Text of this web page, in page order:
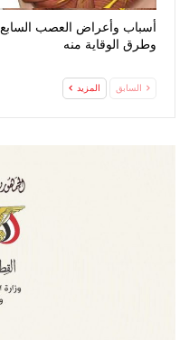
أسباب وأعراض العصب السابع
وطرق الوقاية منه
السابق المزيد